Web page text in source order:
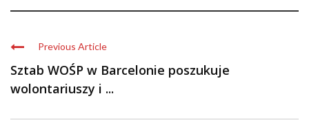
Previous Article
Sztab WOŚP w Barcelonie poszukuje
wolontariuszy i ...